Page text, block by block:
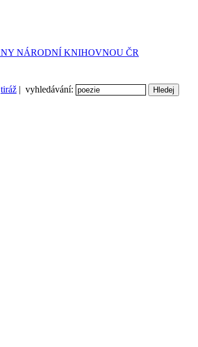
tiráž | vyhledávání: